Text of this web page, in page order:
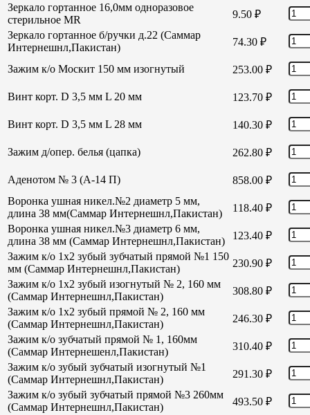
Зеркало гортанное 16,0мм одноразовое
стерильное MR
9.50 ₽
Зеркало гортанное б/ручки д.22 (Саммар
Интернешнл,Пакистан)
74.30 ₽
Зажим к/о Москит 150 мм изогнутый 253.00 ₽
Винт корт. D 3,5 мм L 20 мм 123.70 ₽
Винт корт. D 3,5 мм L 28 мм 140.30 ₽
Зажим д/опер. белья (цапка) 262.80 ₽
Аденотом № 3 (А-14 П) 858.00 ₽
Воронка ушная никел.№2 диаметр 5 мм,
длина 38 мм(Саммар Интернешнл,Пакистан)
118.40 ₽
Воронка ушная никел.№3 диаметр 6 мм,
длина 38 мм (Саммар Интернешнл,Пакистан)
123.40 ₽
Зажим к/о 1х2 зубый зубчатый прямой №1 150
мм (Саммар Интернешнл,Пакистан)
230.90 ₽
Зажим к/о 1х2 зубый изогнутый № 2, 160 мм
(Саммар Интернешнл,Пакистан)
308.80 ₽
Зажим к/о 1х2 зубый прямой № 2, 160 мм
(Саммар Интернешнл,Пакистан)
246.30 ₽
Зажим к/о зубчатый прямой № 1, 160мм
(Саммар Интернешенл,Пакистан)
310.40 ₽
Зажим к/о зубый зубчатый изогнутый №1
(Саммар Интернешнл,Пакистан)
291.30 ₽
Зажим к/о зубый зубчатый прямой №3 260мм
(Саммар Интернешнл,Пакистан)
493.50 ₽